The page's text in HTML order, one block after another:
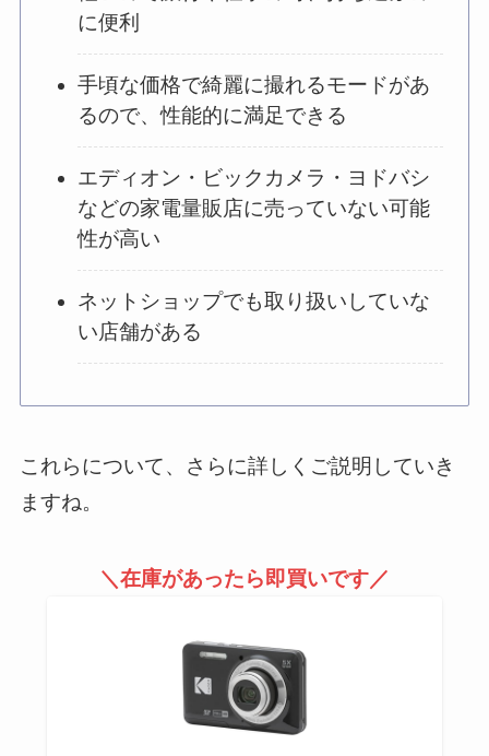
に便利
手頃な価格で綺麗に撮れるモードがあ
るので、性能的に満足できる
エディオン・ビックカメラ・ヨドバシ
などの家電量販店に売っていない可能
性が高い
ネットショップでも取り扱いしていな
い店舗がある
これらについて、さらに詳しくご説明していき
ますね。
＼在庫があったら即買いです／